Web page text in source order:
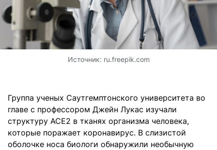
Источник: ru.freepik.com
Группа ученых Саутгемптонского университета во
главе с профессором Джейн Лукас изучали
структуру ACE2 в тканях организма человека,
которые поражает коронавирус. В слизистой
оболочке носа биологи обнаружили необычную